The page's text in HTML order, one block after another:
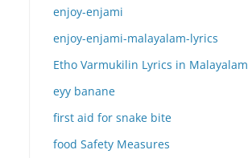
enjoy-enjami
enjoy-enjami-malayalam-lyrics
Etho Varmukilin Lyrics in Malayalam
eyy banane
first aid for snake bite
food Safety Measures